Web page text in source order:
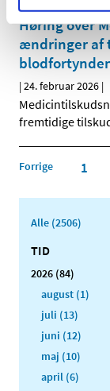
Høring over
ændringer af
| 24. februar 2026 |
fremtidige
Forrige 1
Alle (2506)
TID
2026 (84)
august (1)
juli (13)
juni (12)
maj (10)
april (6)